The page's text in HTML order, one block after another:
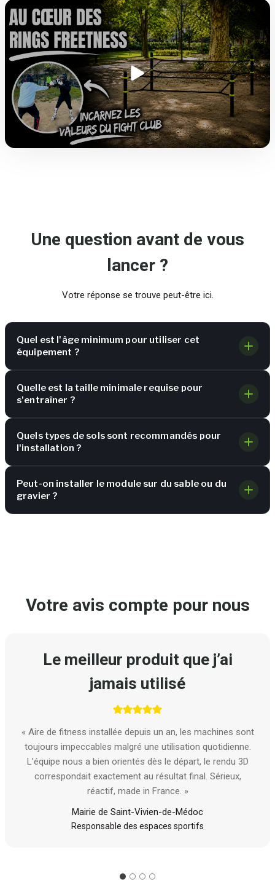
Une question avant de vous
lancer ?
Votre réponse se trouve peut-être ici.
Quel est l'âge minimum pour utiliser cet
équipement ?
Quelle est la taille minimale requise pour
s'entraîner ?
Quels types de sols sont recommandés pour
l'installation ?
Peut-on installer le module sur du sable ou du
gravier ?
Votre avis compte pour nous
Le meilleur produit que j’ai
jamais utilisé
« Aire de fitness installée depuis un an, les machines sont
toujours impeccables malgré une utilisation quotidienne.
L’équipe nous a bien orientés dès le départ, le rendu 3D
correspondait exactement au résultat final. Sérieux,
réactif, made in France. »
Mairie de Saint-Vivien-de-Médoc
Responsable des espaces sportifs